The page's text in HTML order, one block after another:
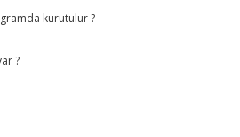
kurutulur ?
?